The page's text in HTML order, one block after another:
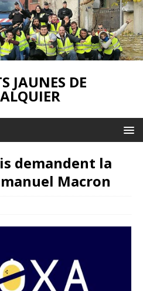
JAUNES DE
demandent la
Macron